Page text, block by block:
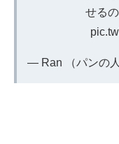
せる
— Ran （パンの